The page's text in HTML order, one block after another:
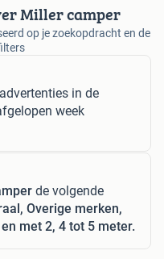
Miller camper
op je zoekopdracht en de
advertenties in de
week
de volgende
Overige merken,
met 2, 4 tot 5 meter.